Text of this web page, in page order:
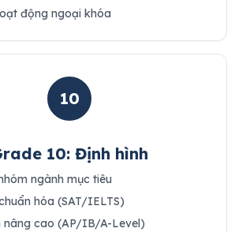
động ngoại khóa
10
10: Định hình
ngành mục tiêu
hóa (SAT/IELTS)
nâng cao (AP/IB/A-Level)